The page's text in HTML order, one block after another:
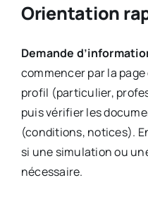
Orientation
Demande
commencer par la
profil (particulier,
puis vérifier les
(conditions, notices).
si une simulation ou
nécessaire.